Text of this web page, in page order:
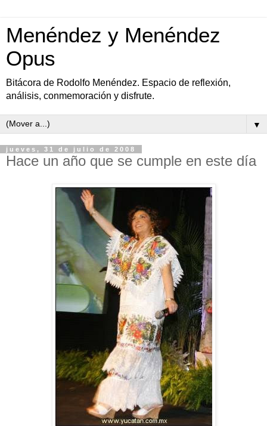
Menéndez y Menéndez
Opus
Bitácora de Rodolfo Menéndez. Espacio de reflexión,
análisis, conmemoración y disfrute.
▼
jueves, 31 de julio de 2008
Hace un año que se cumple en este día